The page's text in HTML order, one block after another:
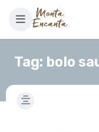
Tag: bolo